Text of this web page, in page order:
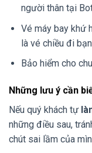
người thân tại
Vé máy bay khứ
là vé chiều đi
Bảo hiểm cho
Những lưu ý cần
Nếu quý khách tự
những điều sau,
chút sai lầm của